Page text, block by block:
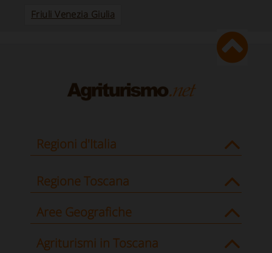
Friuli Venezia Giulia
Regioni d'Italia
Regione Toscana
Aree Geografiche
Agriturismi in Toscana